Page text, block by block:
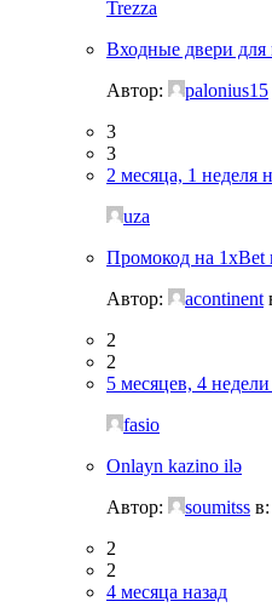
Trezza
Входные двери для
Автор:
palonius15
3
3
2 месяца, 1 неделя
uza
Промокод на 1xBet
Автор:
acontinent
2
2
5 месяцев, 4 недели
fasio
Onlayn kazino ilə
Автор:
soumitss в:
2
2
4 месяца назад